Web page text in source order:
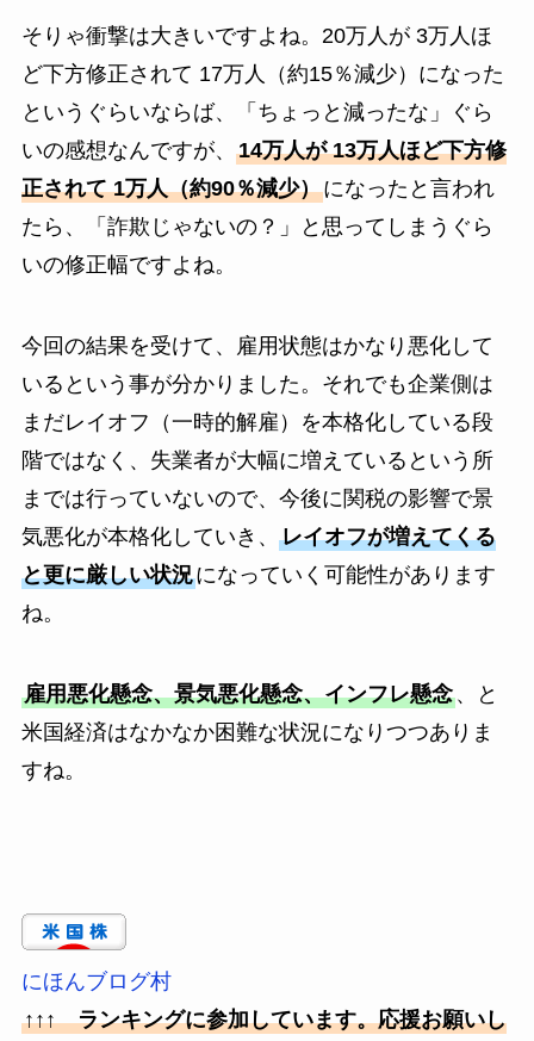
そりゃ衝撃は大きいですよね。20万人が 3万人ほ
ど下方修正されて 17万人（約15％減少）になった
というぐらいならば、「ちょっと減ったな」ぐら
いの感想なんですが、 14万人が 13万人ほど下方修
正されて 1万人（約90％減少）になったと言われ
たら、「詐欺じゃないの？」と思ってしまうぐら
いの修正幅ですよね。
今回の結果を受けて、雇用状態はかなり悪化して
いるという事が分かりました。それでも企業側は
まだレイオフ（一時的解雇）を本格化している段
階ではなく、失業者が大幅に増えているという所
までは行っていないので、今後に関税の影響で景
気悪化が本格化していき、 レイオフが増えてくる
と更に厳しい状況になっていく可能性があります
ね。
雇用悪化懸念、景気悪化懸念、インフレ懸念、と
米国経済はなかなか困難な状況になりつつありま
すね。
にほんブログ村
↑↑↑ ランキングに参加しています。応援お願いし